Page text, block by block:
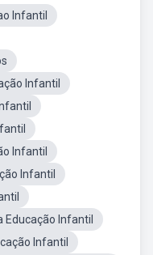
Infantil
Infantil
Infantil
Infantil
Educação Infantil
Infantil